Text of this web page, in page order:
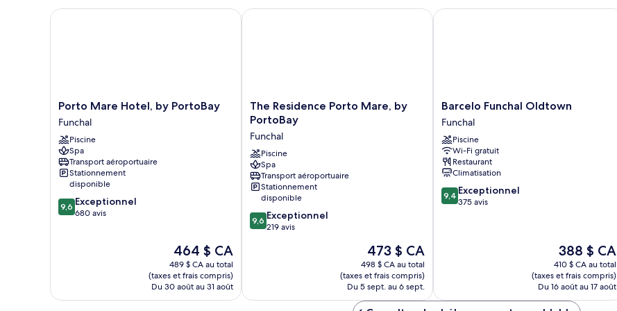
Porto
Mare
Hotel,
by
PortoBay
Funchal
Porto Mare Hotel, by PortoBay
Funchal
Piscine
Spa
Transport aéroportuaire
Stationnement
disponible
9.6
sur
9,6 Exceptionnel
680 avis
Le
prix
est
de
464 $ CA
464 $ CA
489 $ CA au total
(taxes et frais compris)
Du 30 août au 31 août
Porto Mare Hotel, by PortoBay
The
Residence
Mare,
by
PortoBay
Funchal
The Residence Porto Mare, by
PortoBay
Funchal
Piscine
Spa
Transport aéroportuaire
Stationnement
disponible
9.6
sur
9,6 Exceptionnel
219 avis
Le
prix
est
de
473 $ CA
473 $ CA
498 $ CA au total
(taxes et frais compris)
Du 5 sept. au 6 sept.
The Residence Porto Mare, by PortoBay
Barcelo
Funchal
Oldtown
Funchal
Barcelo Funchal Oldtown
Funchal
Piscine
Wi-Fi gratuit
Restaurant
Climatisation
9.4
sur
9,4 Exceptionnel
375 avis
Le
prix
est
de
388 $ CA
388 $ CA
410 $ CA au total
(taxes et frais compris)
Du 16 août au 17 août
Barcelo Funchal Oldtown